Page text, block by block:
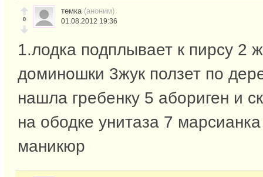
0
темка (аноним)
01.08.2012 19:36
1.лодка подплывает к пирсу 2
доминошки 3жук ползет по
нашла гребенку 5 абориген и
на ободке унитаза 7
маникюр